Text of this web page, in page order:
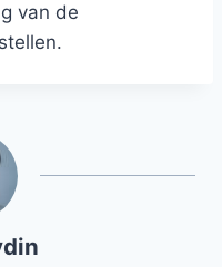
van de